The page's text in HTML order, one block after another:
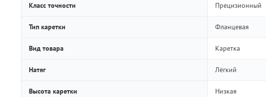
Класс точности Прецизионный
Тип каретки Фланцевая
Вид товара Каретка
Натяг Лёгкий
Высота каретки Низкая